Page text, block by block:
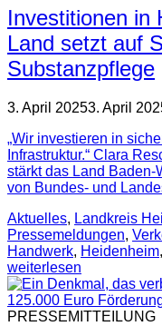
Investitionen in
Land setzt auf
Substanzpflege
3. April 20253. April
„Wir investieren in
Infrastruktur.“ Clara
stärkt das Land Baden-
von Bundes- und
Aktuelles, Landkreis
Pressemeldungen,
Handwerk, Heidenheim,
weiterlesen
PRESSEMITTEILUNG